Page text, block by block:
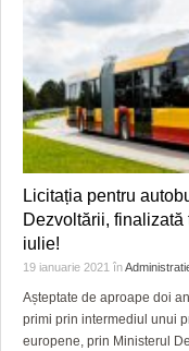
Licitația pentru
Dezvoltării,
iulie!
19 ianuarie 2021 în
Așteptate de aproape doi
primi prin intermediul unui
europene, prin Ministerul